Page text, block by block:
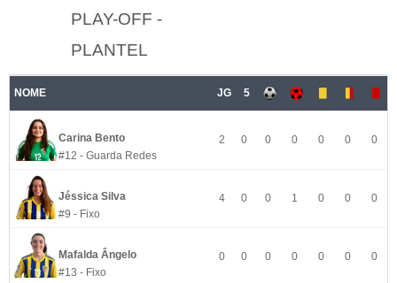
PLAY-OFF -
PLANTEL
NOME JG 5
Carina Bento
#12 - Guarda Redes
2 0 0 0 0 0 0
Jéssica Silva
#9 - Fixo
4 0 0 1 0 0 0
Mafalda Ângelo
#13 - Fixo
0 0 0 0 0 0 0